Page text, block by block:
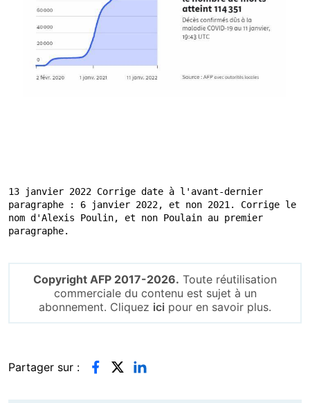
13 janvier 2022 Corrige date à l'avant-dernier
paragraphe : 6 janvier 2022, et non 2021. Corrige le
nom d'Alexis Poulin, et non Poulain au premier
paragraphe.
Copyright AFP 2017-2026. Toute réutilisation
commerciale du contenu est sujet à un
abonnement. Cliquez ici pour en savoir plus.
Partager sur :